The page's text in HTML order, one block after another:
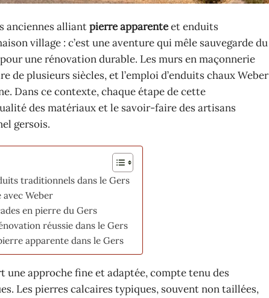
anciennes alliantpierre apparenteet enduits
village : c’est une aventure qui mêle sauvegarde du
une rénovation durable. Les murs en maçonnerie
plusieurs siècles, et l’emploi d’enduits chaux Weber
Dans ce contexte, chaque étape de cette
des matériaux et le savoir-faire des artisans
gersois.
traditionnels dans le Gers
avec Weber
en pierre du Gers
réussie dans le Gers
apparente dans le Gers
une approche fine et adaptée, compte tenu des
Les pierres calcaires typiques, souvent non taillées,